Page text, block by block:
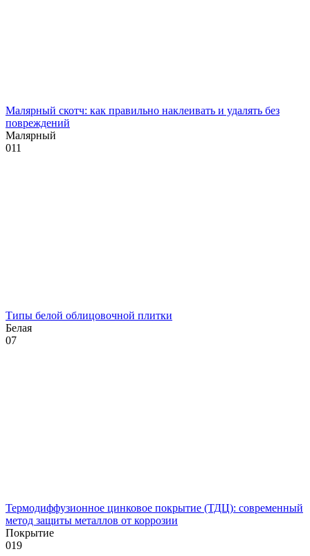
Малярный скотч: как правильно наклеивать и удалять без
повреждений
Малярный
011
Типы белой облицовочной плитки
Белая
07
Термодиффузионное цинковое покрытие (ТДЦ): современный
метод защиты металлов от коррозии
Покрытие
019